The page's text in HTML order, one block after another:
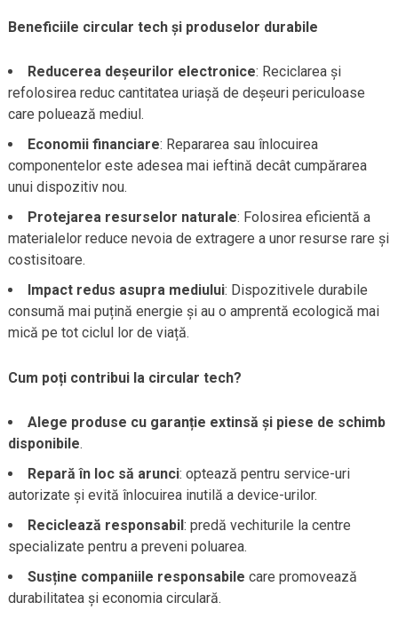
Beneficiile circular tech și produselor durabile
Reducerea deșeurilor electronice: Reciclarea și
refolosirea reduc cantitatea uriașă de deșeuri periculoase
care poluează mediul.
Economii financiare: Repararea sau înlocuirea
componentelor este adesea mai ieftină decât cumpărarea
unui dispozitiv nou.
Protejarea resurselor naturale: Folosirea eficientă a
materialelor reduce nevoia de extragere a unor resurse rare și
costisitoare.
Impact redus asupra mediului: Dispozitivele durabile
consumă mai puțină energie și au o amprentă ecologică mai
mică pe tot ciclul lor de viață.
Cum poți contribui la circular tech?
Alege produse cu garanție extinsă și piese de schimb
disponibile.
Repară în loc să arunci: optează pentru service-uri
autorizate și evită înlocuirea inutilă a device-urilor.
Reciclează responsabil: predă vechiturile la centre
specializate pentru a preveni poluarea.
Susține companiile responsabile care promovează
durabilitatea și economia circulară.